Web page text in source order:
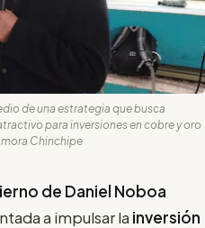
de una estrategia que busca
para inversiones en cobre y oro
Chinchipe
de Daniel Noboa
a impulsar la inversión